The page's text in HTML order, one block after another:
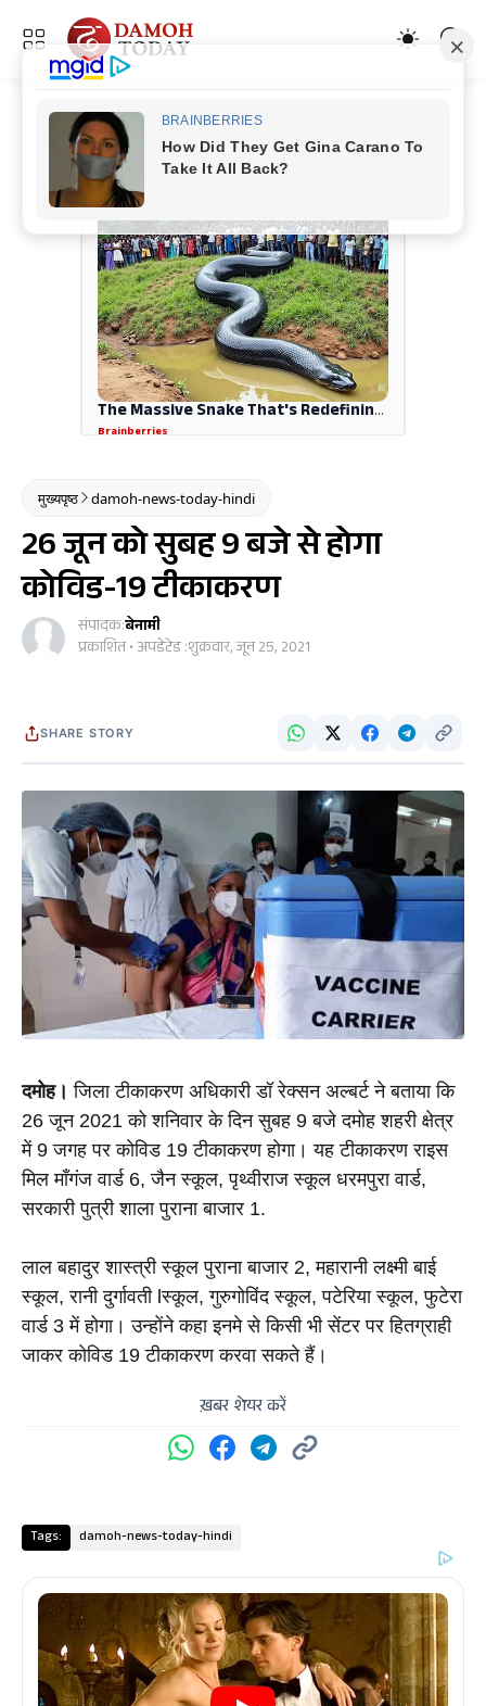
ADVERTISEMENT
मुख्यपृष्ठ damoh-news-today-hindi
26 जून को सुबह 9 बजे से होगा
कोविड-19 टीकाकरण
संपादक:बेनामी
प्रकाशित • अपडेटेड :शुक्रवार, जून 25, 2021
SHARE STORY
दमोह। जिला टीकाकरण अधिकारी डॉ रेक्सन अल्बर्ट ने बताया कि
26 जून 2021 को शनिवार के दिन सुबह 9 बजे दमोह शहरी क्षेत्र
में 9 जगह पर कोविड 19 टीकाकरण होगा। यह टीकाकरण राइस
मिल माँगंज वार्ड 6, जैन स्कूल, पृथ्वीराज स्कूल धरमपुरा वार्ड,
सरकारी पुत्री शाला पुराना बाजार 1.
लाल बहादुर शास्त्री स्कूल पुराना बाजार 2, महारानी लक्ष्मी बाई
स्कूल, रानी दुर्गावती lस्कूल, गुरुगोविंद स्कूल, पटेरिया स्कूल, फुटेरा
वार्ड 3 में होगा। उन्होंने कहा इनमे से किसी भी सेंटर पर हितग्राही
जाकर कोविड 19 टीकाकरण करवा सकते हैं।
ख़बर शेयर करें
Tags: damoh-news-today-hindi